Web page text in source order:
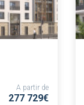
A partir de
277 729€